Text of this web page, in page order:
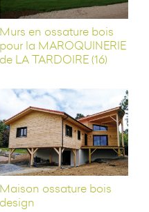
Murs en ossature bois
pour la MAROQUINERIE
de LA TARDOIRE (16)
Maison ossature bois
design